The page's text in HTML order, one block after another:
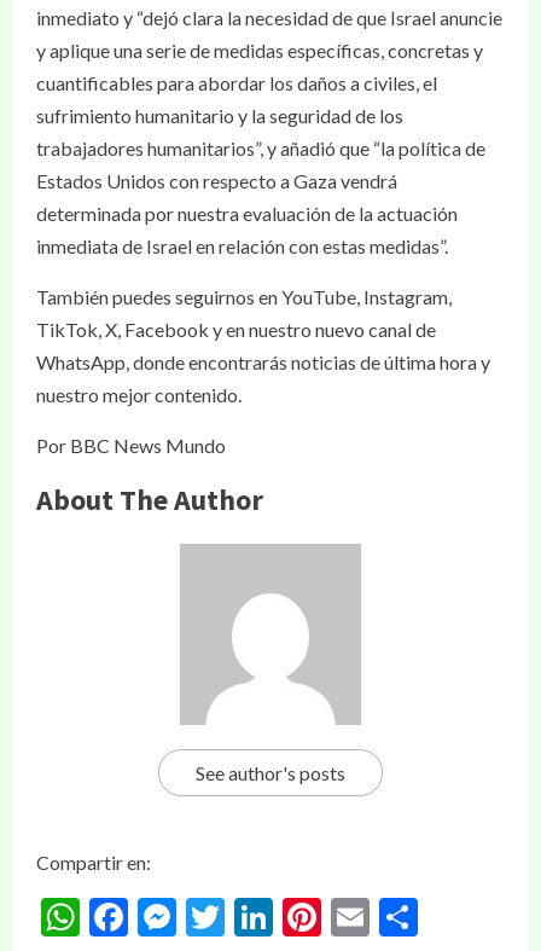
inmediato y “dejó clara la necesidad de que Israel anuncie
y aplique una serie de medidas específicas, concretas y
cuantificables para abordar los daños a civiles, el
sufrimiento humanitario y la seguridad de los
trabajadores humanitarios”, y añadió que “la política de
Estados Unidos con respecto a Gaza vendrá
determinada por nuestra evaluación de la actuación
inmediata de Israel en relación con estas medidas”.
También puedes seguirnos en YouTube, Instagram,
TikTok, X, Facebook y en nuestro nuevo canal de
WhatsApp, donde encontrarás noticias de última hora y
nuestro mejor contenido.
Por BBC News Mundo
About The Author
See author's posts
Compartir en:
WhatsApp
Facebook
Messenger
Twitter
LinkedIn
Pinterest
Email